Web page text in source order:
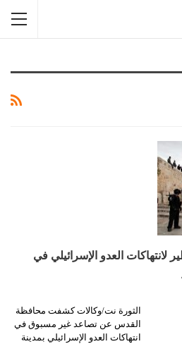
العدو الإسرائيلي في
الثورة نت/وكالات كشفت محافظة
القدس عن تصاعد غير مسبوق في
انتهاكات العدو الإسرائيلي بمدينة